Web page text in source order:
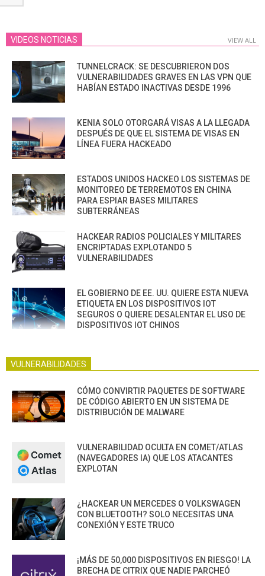
VIDEOS NOTICIAS VIEW ALL
TUNNELCRACK: SE DESCUBRIERON DOS
VULNERABILIDADES GRAVES EN LAS VPN QUE
HABÍAN ESTADO INACTIVAS DESDE 1996
KENIA SOLO OTORGARÁ VISAS A LA LLEGADA
DESPUÉS DE QUE EL SISTEMA DE VISAS EN
LÍNEA FUERA HACKEADO
ESTADOS UNIDOS HACKEO LOS SISTEMAS DE
MONITOREO DE TERREMOTOS EN CHINA
PARA ESPIAR BASES MILITARES
SUBTERRÁNEAS
HACKEAR RADIOS POLICIALES Y MILITARES
ENCRIPTADAS EXPLOTANDO 5
VULNERABILIDADES
EL GOBIERNO DE EE. UU. QUIERE ESTA NUEVA
ETIQUETA EN LOS DISPOSITIVOS IOT
SEGUROS O QUIERE DESALENTAR EL USO DE
DISPOSITIVOS IOT CHINOS
VULNERABILIDADES
CÓMO CONVIRTIR PAQUETES DE SOFTWARE
DE CÓDIGO ABIERTO EN UN SISTEMA DE
DISTRIBUCIÓN DE MALWARE
VULNERABILIDAD OCULTA EN COMET/ATLAS
(NAVEGADORES IA) QUE LOS ATACANTES
EXPLOTAN
¿HACKEAR UN MERCEDES O VOLKSWAGEN
CON BLUETOOTH? SOLO NECESITAS UNA
CONEXIÓN Y ESTE TRUCO
¡MÁS DE 50,000 DISPOSITIVOS EN RIESGO! LA
BRECHA DE CITRIX QUE NADIE PARCHEÓ